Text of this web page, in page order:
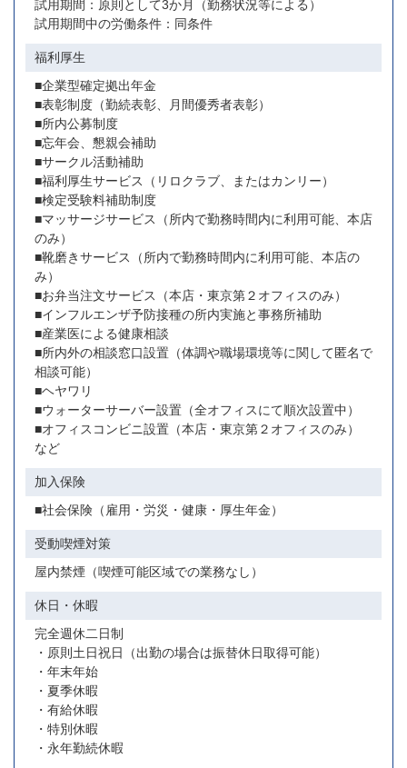
試用期間：原則として3か月（勤務状況等による）
試用期間中の労働条件：同条件
福利厚生
■企業型確定拠出年金
■表彰制度（勤続表彰、月間優秀者表彰）
■所内公募制度
■忘年会、懇親会補助
■サークル活動補助
■福利厚生サービス（リロクラブ、またはカンリー）
■検定受験料補助制度
■マッサージサービス（所内で勤務時間内に利用可能、本店
のみ）
■靴磨きサービス（所内で勤務時間内に利用可能、本店の
み）
■お弁当注文サービス（本店・東京第２オフィスのみ）
■インフルエンザ予防接種の所内実施と事務所補助
■産業医による健康相談
■所内外の相談窓口設置（体調や職場環境等に関して匿名で
相談可能）
■ヘヤワリ
■ウォーターサーバー設置（全オフィスにて順次設置中）
■オフィスコンビニ設置（本店・東京第２オフィスのみ）
など
加入保険
■社会保険（雇用・労災・健康・厚生年金）
受動喫煙対策
屋内禁煙（喫煙可能区域での業務なし）
休日・休暇
完全週休二日制
・原則土日祝日（出勤の場合は振替休日取得可能）
・年末年始
・夏季休暇
・有給休暇
・特別休暇
・永年勤続休暇